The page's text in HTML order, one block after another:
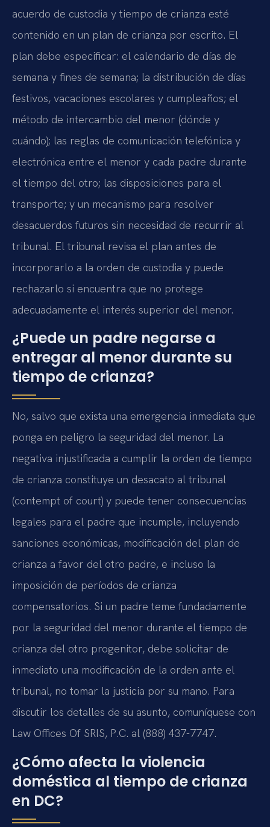
acuerdo de custodia y tiempo de crianza esté
contenido en un plan de crianza por escrito. El
plan debe especificar: el calendario de días de
semana y fines de semana; la distribución de días
festivos, vacaciones escolares y cumpleaños; el
método de intercambio del menor (dónde y
cuándo); las reglas de comunicación telefónica y
electrónica entre el menor y cada padre durante
el tiempo del otro; las disposiciones para el
transporte; y un mecanismo para resolver
desacuerdos futuros sin necesidad de recurrir al
tribunal. El tribunal revisa el plan antes de
incorporarlo a la orden de custodia y puede
rechazarlo si encuentra que no protege
adecuadamente el interés superior del menor.
¿Puede un padre negarse a
entregar al menor durante su
tiempo de crianza?
No, salvo que exista una emergencia inmediata que
ponga en peligro la seguridad del menor. La
negativa injustificada a cumplir la orden de tiempo
de crianza constituye un desacato al tribunal
(contempt of court) y puede tener consecuencias
legales para el padre que incumple, incluyendo
sanciones económicas, modificación del plan de
crianza a favor del otro padre, e incluso la
imposición de períodos de crianza
compensatorios. Si un padre teme fundadamente
por la seguridad del menor durante el tiempo de
crianza del otro progenitor, debe solicitar de
inmediato una modificación de la orden ante el
tribunal, no tomar la justicia por su mano. Para
discutir los detalles de su asunto, comuníquese con
Law Offices Of SRIS, P.C. al (888) 437-7747.
¿Cómo afecta la violencia
doméstica al tiempo de crianza
en DC?